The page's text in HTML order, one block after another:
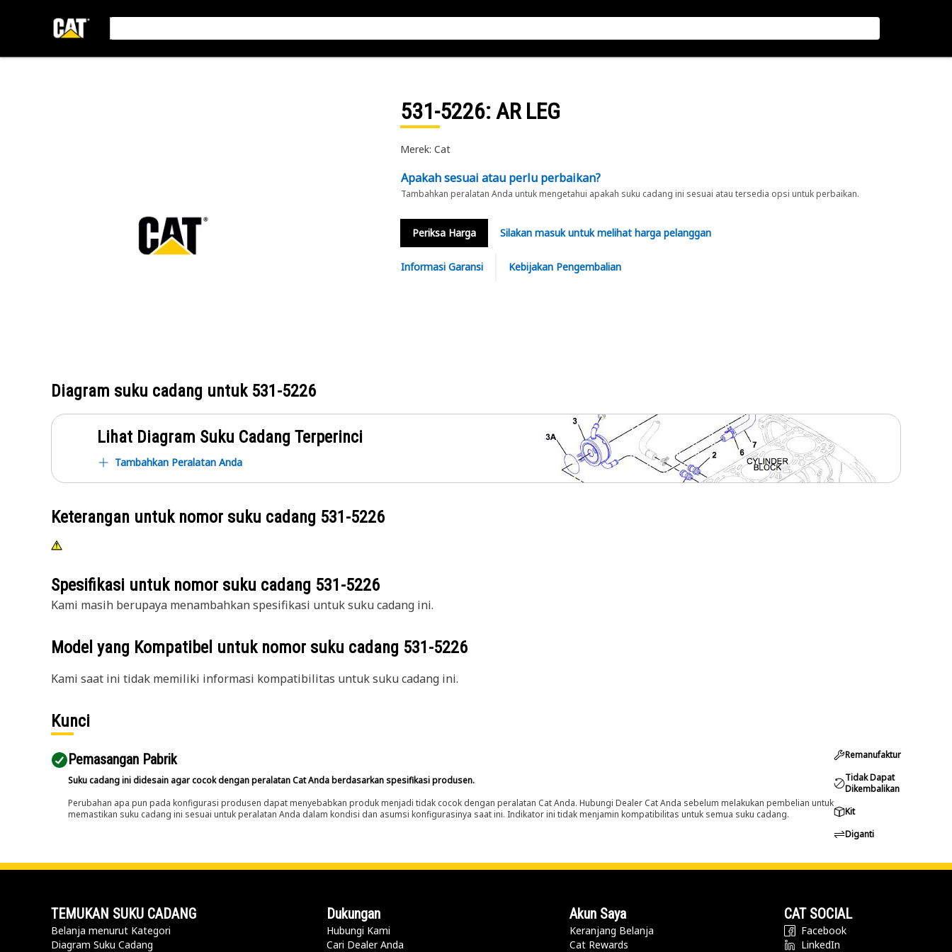
531-5226: AR LEG
Merek: Cat
Apakah sesuai atau perlu perbaikan?
Tambahkan peralatan Anda untuk mengetahui apakah suku cadang ini sesuai atau tersedia opsi untuk perbaikan.
Periksa Harga Silakan masuk untuk melihat harga pelanggan
Informasi Garansi Kebijakan Pengembalian
Diagram suku cadang untuk 531-5226
Lihat Diagram Suku Cadang Terperinci
Tambahkan Peralatan Anda
Keterangan untuk nomor suku cadang 531-5226
Spesifikasi untuk nomor suku cadang 531-5226
Kami masih berupaya menambahkan spesifikasi untuk suku cadang ini.
Model yang Kompatibel untuk nomor suku cadang 531-5226
Kami saat ini tidak memiliki informasi kompatibilitas untuk suku cadang ini.
Kunci
Pemasangan Pabrik
Suku cadang ini didesain agar cocok dengan peralatan Cat Anda berdasarkan spesifikasi produsen.
Perubahan apa pun pada konfigurasi produsen dapat menyebabkan produk menjadi tidak cocok dengan peralatan Cat Anda. Hubungi Dealer Cat Anda sebelum melakukan pembelian untuk
memastikan suku cadang ini sesuai untuk peralatan Anda dalam kondisi dan asumsi konfigurasinya saat ini. Indikator ini tidak menjamin kompatibilitas untuk semua suku cadang.
Remanufaktur
Tidak Dapat
Dikembalikan
Kit
Diganti
TEMUKAN SUKU CADANG
Belanja menurut Kategori
Diagram Suku Cadang
Dukungan
Hubungi Kami
Cari Dealer Anda
Akun Saya
Keranjang Belanja
Cat Rewards
CAT SOCIAL
Facebook
LinkedIn